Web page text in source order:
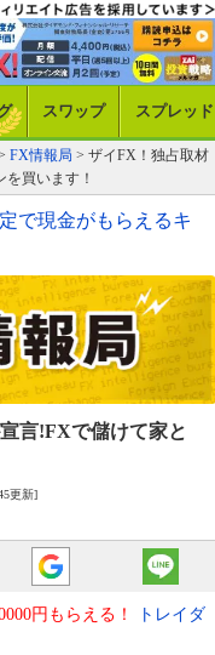
スワップ スプレッド
FX情報局 > ザイFX！独占取材
買います！
で現金がもらえるキ
言!FXで儲けて家と
更新]
円もらえる！
トレイダ